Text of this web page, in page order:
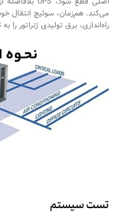
راه‌اندازی، برق تولیدی ژنراتور را به UPS تحویل دهد.
تست سیستم